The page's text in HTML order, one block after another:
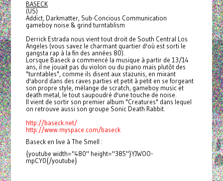
BASECK
(US)
Addict, Darkmatter, Sub-Concious Communication
gameboy noise & grind turntablism
Derrick Estrada nous vient tout droit de South Central Los
Angeles (vous savez le charmant quartier d'où est sorti le
gangsta rap à la fin des années 80).
Lorsque Baseck a commencé la musique à partir de 13/14
ans, il ne jouait pas du violon ou du piano mais plutôt des
"turntables", comme ils disent aux stazunis, en mixant
d'abord dans des raves parties et petit à petit en se forgeant
son propre style, mélange de scratch, gameboy music et
death metal, le tout saupoudré d'une touche de noise.
Il vient de sortir son premier album "Creatures" dans lequel
on retrouve aussi son groupe Sonic Death Rabbit.
http://baseck.net/
http://www.myspace.com/baseck
Baseck en live à The Smell :
{youtube width="480" height="385"}YJWOO-
mpCY0{/youtube}